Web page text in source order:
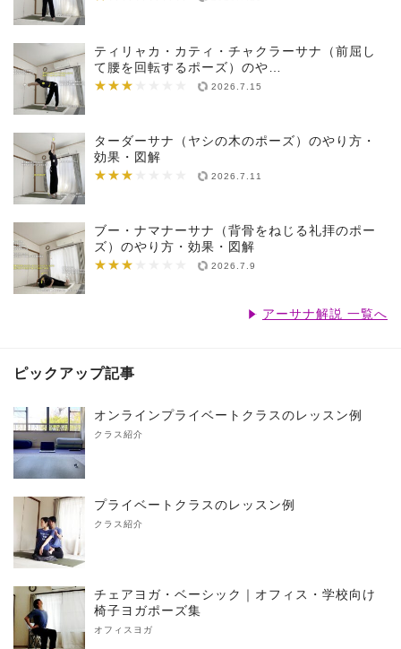
ティリャカ・カティ・チャクラーサナ（前屈し
て腰を回転するポーズ）のや…
★★★
★★★★★★★ 2026.7.15
ターダーサナ（ヤシの木のポーズ）のやり方・
効果・図解
★★★
★★★★★★★ 2026.7.11
ブー・ナマナーサナ（背骨をねじる礼拝のポー
ズ）のやり方・効果・図解
★★★
★★★★★★★ 2026.7.9
アーサナ解説 一覧へ
ピックアップ記事
オンラインプライベートクラスのレッスン例
クラス紹介
プライベートクラスのレッスン例
クラス紹介
チェアヨガ・ベーシック｜オフィス・学校向け
椅子ヨガポーズ集
オフィスヨガ